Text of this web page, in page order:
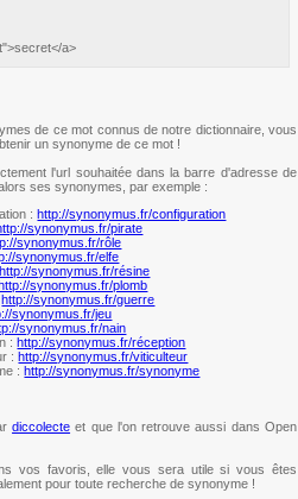
a>
de ce mot connus de notre dictionnaire, vous
un synonyme de ce mot !
l'url souhaitée dans la barre d'adresse de
ses synonymes, par exemple :
:http://synonymus.fr/configuration
synonymus.fr/pirate
synonymus.fr/rôle
synonymus.fr/elfe
http://synonymus.fr/résine
synonymus.fr/plomb
http://synonymus.fr/guerre
synonymus.fr/jeu
synonymus.fr/nain
:http://synonymus.fr/réception
:http://synonymus.fr/viticulteur
:http://synonymus.fr/synonyme
diccolecte et que l'on retrouve aussi dans Open
vos favoris, elle vous sera utile si vous êtes
pour toute recherche de synonyme !